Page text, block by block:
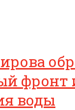
фронт
воды